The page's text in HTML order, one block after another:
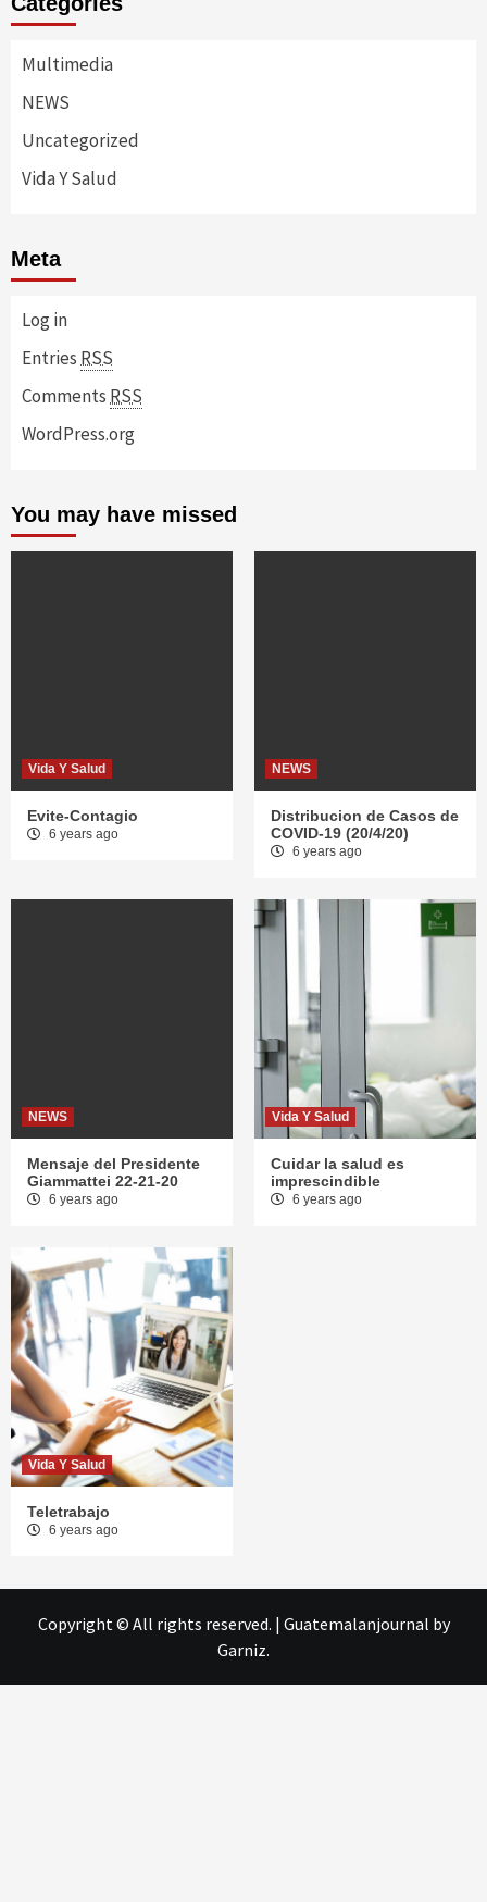
Multimedia
NEWS
Uncategorized
Vida Y Salud
Meta
Log in
Entries RSS
Comments RSS
WordPress.org
You may have missed
Vida Y Salud
Evite-Contagio
6 years ago
NEWS
Distribucion de Casos de
COVID-19 (20/4/20)
6 years ago
NEWS
Mensaje del Presidente
Giammattei 22-21-20
6 years ago
Vida Y Salud
Cuidar la salud es
imprescindible
6 years ago
Vida Y Salud
Teletrabajo
6 years ago
Copyright © All rights reserved. | Guatemalanjournal by
Garniz.